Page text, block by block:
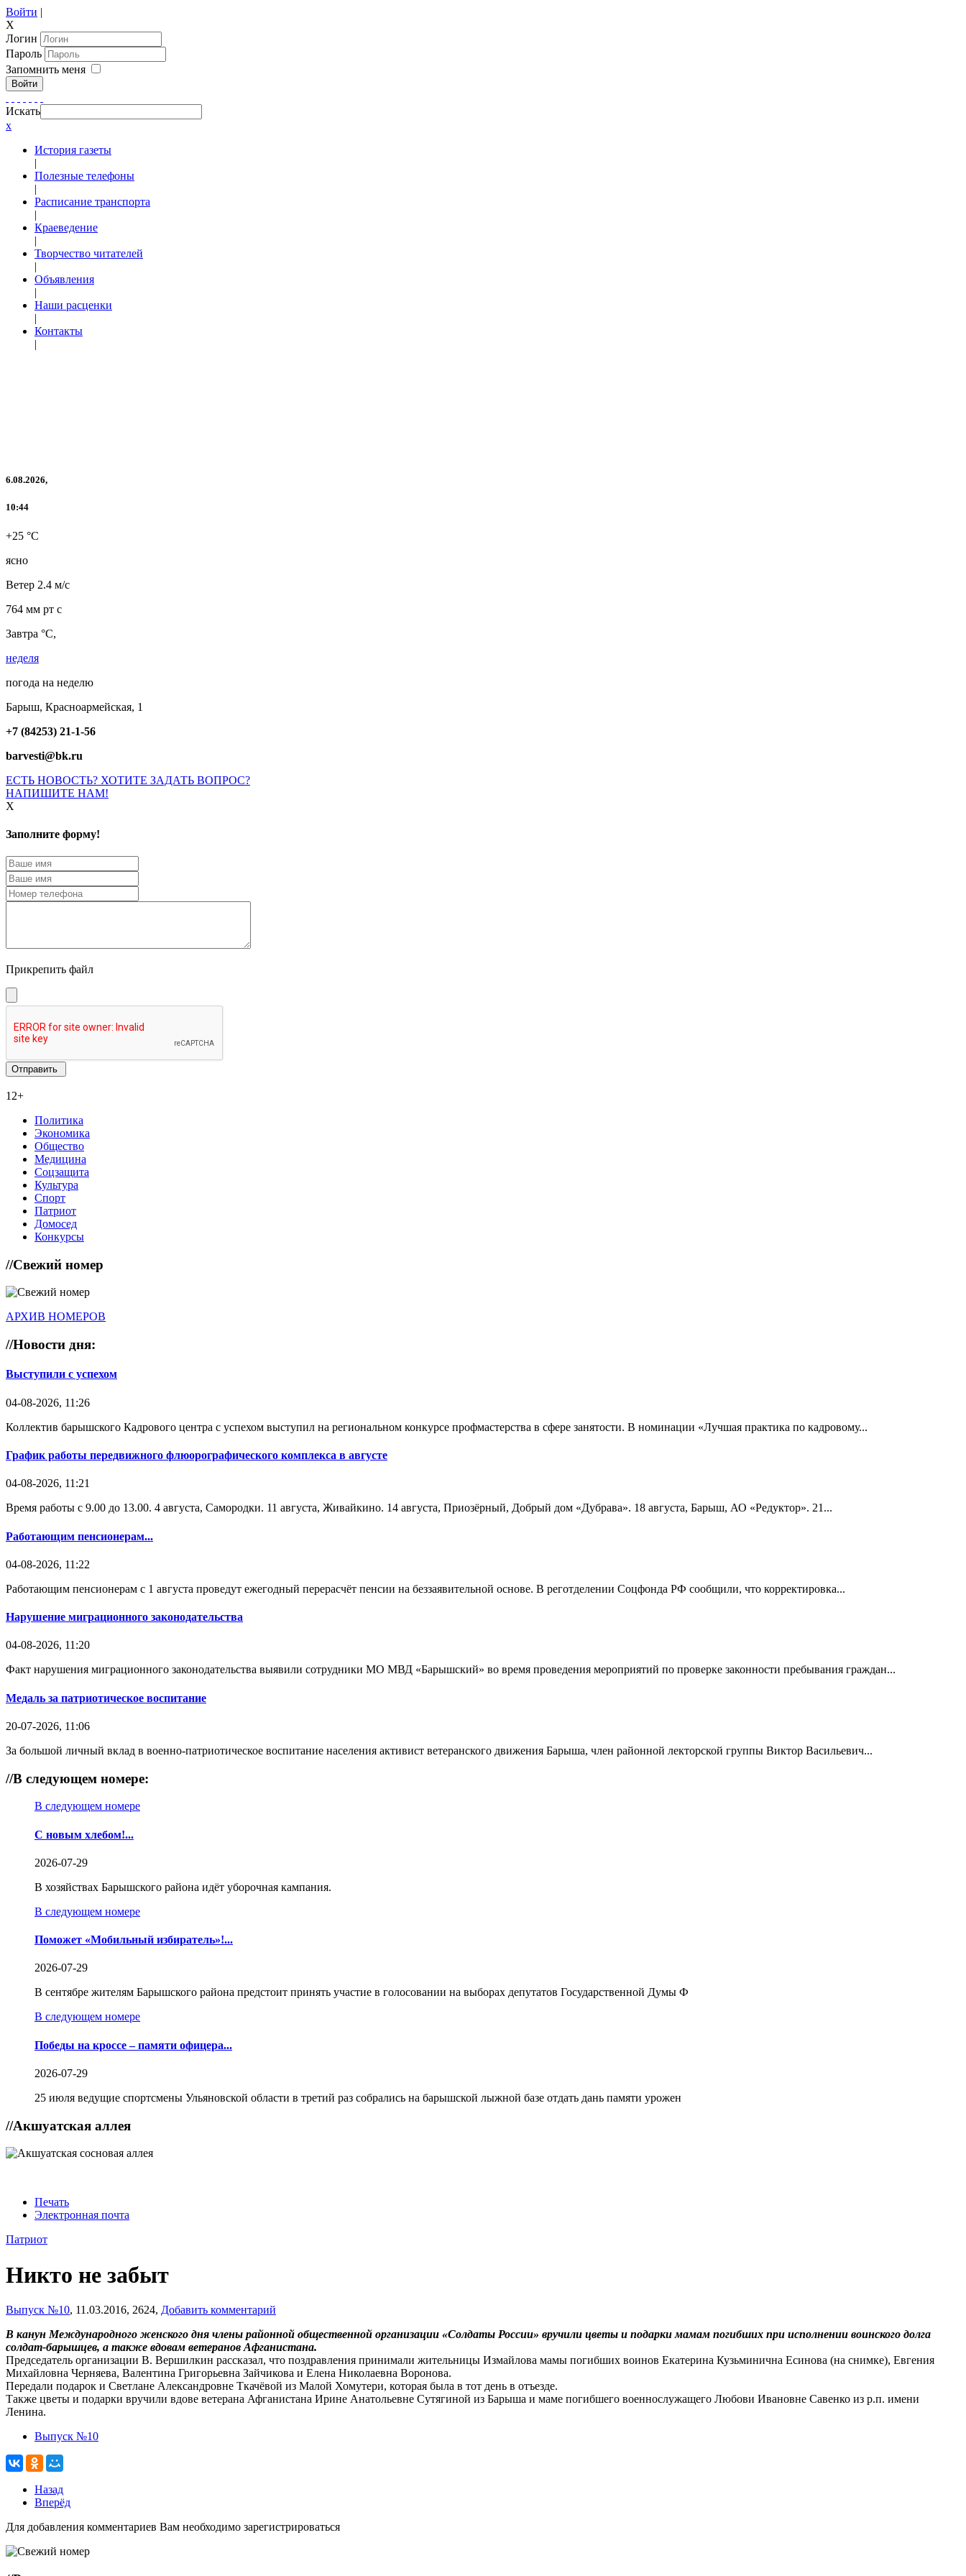
Войти |
X
Логин
Пароль
Запомнить меня
Войти
Искать
x
История газеты
|
Полезные телефоны
|
Расписание транспорта
|
Краеведение
|
Творчество читателей
|
Объявления
|
Наши расценки
|
Контакты
|
6.08.2026,
10:44
+25 °C
ясно
Ветер 2.4 м/с
764 мм рт с
Завтра °C,
неделя
погода на неделю
Барыш, Красноармейская, 1
+7 (84253) 21-1-56
barvesti@bk.ru
ЕСТЬ НОВОСТЬ? ХОТИТЕ ЗАДАТЬ ВОПРОС?
НАПИШИТЕ НАМ!
X
Заполните форму!
Прикрепить файл
12+
Политика
Экономика
Общество
Медицина
Соцзащита
Культура
Спорт
Патриот
Домосед
Конкурсы
//Свежий номер
АРХИВ НОМЕРОВ
//Новости дня:
Выступили с успехом
04-08-2026, 11:26
Коллектив барышского Кадрового центра с успехом выступил на региональном конкурсе профмастерства в сфере занятости. В номинации «Лучшая практика по кадровому...
График работы передвижного флюорографического комплекса в августе
04-08-2026, 11:21
Время работы с 9.00 до 13.00. 4 августа, Самородки. 11 августа, Живайкино. 14 августа, Приозёрный, Добрый дом «Дубрава». 18 августа, Барыш, АО «Редуктор». 21...
Работающим пенсионерам...
04-08-2026, 11:22
Работающим пенсионерам с 1 августа проведут ежегодный перерасчёт пенсии на беззаявительной основе. В реготделении Соцфонда РФ сообщили, что корректировка...
Нарушение миграционного законодательства
04-08-2026, 11:20
Факт нарушения миграционного законодательства выявили сотрудники МО МВД «Барышский» во время проведения мероприятий по проверке законности пребывания граждан...
Медаль за патриотическое воспитание
20-07-2026, 11:06
За большой личный вклад в военно-патриотическое воспитание населения активист ветеранского движения Барыша, член районной лекторской группы Виктор Васильевич...
//В следующем номере:
В следующем номере
С новым хлебом!...
2026-07-29
В хозяйствах Барышского района идёт уборочная кампания.
В следующем номере
Поможет «Мобильный избиратель»!...
2026-07-29
В сентябре жителям Барышского района предстоит принять участие в голосовании на выборах депутатов Государственной Думы Ф
В следующем номере
Победы на кроссе – памяти офицера...
2026-07-29
25 июля ведущие спортсмены Ульяновской области в третий раз собрались на барышской лыжной базе отдать дань памяти урожен
//Акшуатская аллея
Печать
Электронная почта
Патриот
Никто не забыт
Выпуск №10, 11.03.2016, 2624, Добавить комментарий
В канун Международного женского дня члены районной общественной организации «Солдаты России» вручили цветы и подарки мамам погибших при исполнении воинского долга
солдат-барышцев, а также вдовам ветеранов Афганистана.
Председатель организации В. Вершилкин рассказал, что поздравления принимали жительницы Измайлова мамы погибших воинов Екатерина Кузьминична Есинова (на снимке), Евгения
Михайловна Черняева, Валентина Григорьевна Зайчикова и Елена Николаевна Воронова.
Передали подарок и Светлане Александровне Ткачёвой из Малой Хомутери, которая была в тот день в отъезде.
Также цветы и подарки вручили вдове ветерана Афганистана Ирине Анатольевне Сутягиной из Барыша и маме погибшего военнослужащего Любови Ивановне Савенко из р.п. имени
Ленина.
Выпуск №10
Назад
Вперёд
Для добавления комментариев Вам необходимо зарегистрироваться